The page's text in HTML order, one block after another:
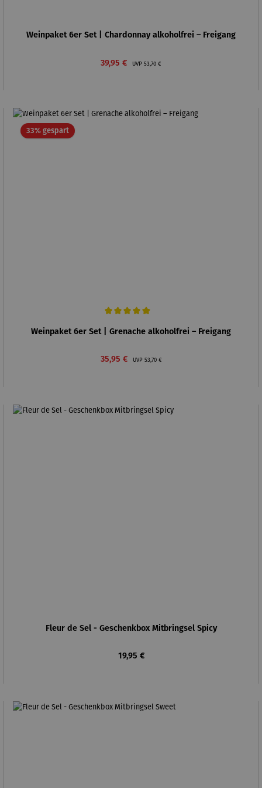
Weinpaket 6er Set | Chardonnay alkoholfrei – Freigang
Verkaufspreis:
39,95 € UVP Regulärer Preis:
53,70 €
33% gespartRabatt
Weinpaket 6er Set | Grenache alkoholfrei – Freigang
Verkaufspreis:
35,95 € UVP Regulärer Preis:
53,70 €
Fleur de Sel - Geschenkbox Mitbringsel Spicy
Regulärer Preis:
19,95 €